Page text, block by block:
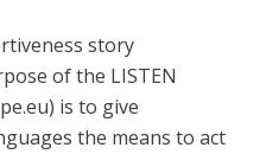
story
of the LISTEN
is to give
the means to act